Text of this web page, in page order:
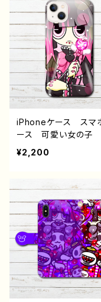
UOS OPPO ワイモ
ル etc. 手帳型 全
対応
iPhoneケース スマ
ース 可愛い女の子
こいい女子 イラスト
ゃれ服 iPhone15/14/
Googlepixel
ケース エモい ピ
ゴシック ポップ ツ
ール 魔法少女 メ
ラ ヤンデレ 病みか
い おすすめ 個性
気 イラストレータ
師 クリエイター オ
ナル デザイン グ
¥2,200